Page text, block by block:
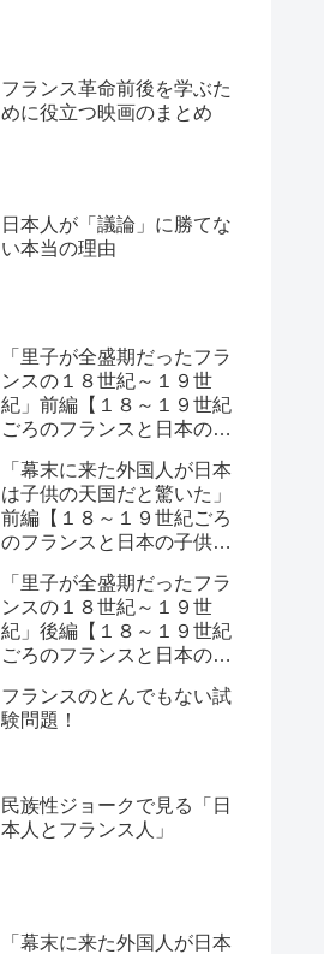
フランス革命前後を学ぶた
めに役立つ映画のまとめ
日本人が「議論」に勝てな
い本当の理由
「里子が全盛期だったフラ
ンスの１８世紀～１９世
紀」前編【１８～１９世紀
ごろのフランスと日本の子
「幕末に来た外国人が日本
は子供の天国だと驚いた」
前編【１８～１９世紀ごろ
のフランスと日本の子供の
「里子が全盛期だったフラ
ンスの１８世紀～１９世
紀」後編【１８～１９世紀
ごろのフランスと日本の子
フランスのとんでもない試
験問題！
民族性ジョークで見る「日
本人とフランス人」
「幕末に来た外国人が日本